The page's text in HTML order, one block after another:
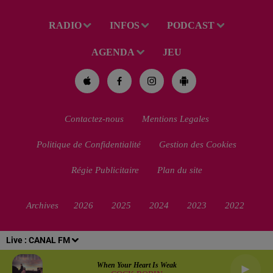
Live : CANAL FM
When Your Heart Is Weak
RADIO INFOS PODCAST
AGENDA JEU
Contactez-nous Mentions Legales
Politique de Confidentialité Gestion des Cookies
Régie Publicitaire Plan du site
Archives 2026 2025 2024 2023 2022